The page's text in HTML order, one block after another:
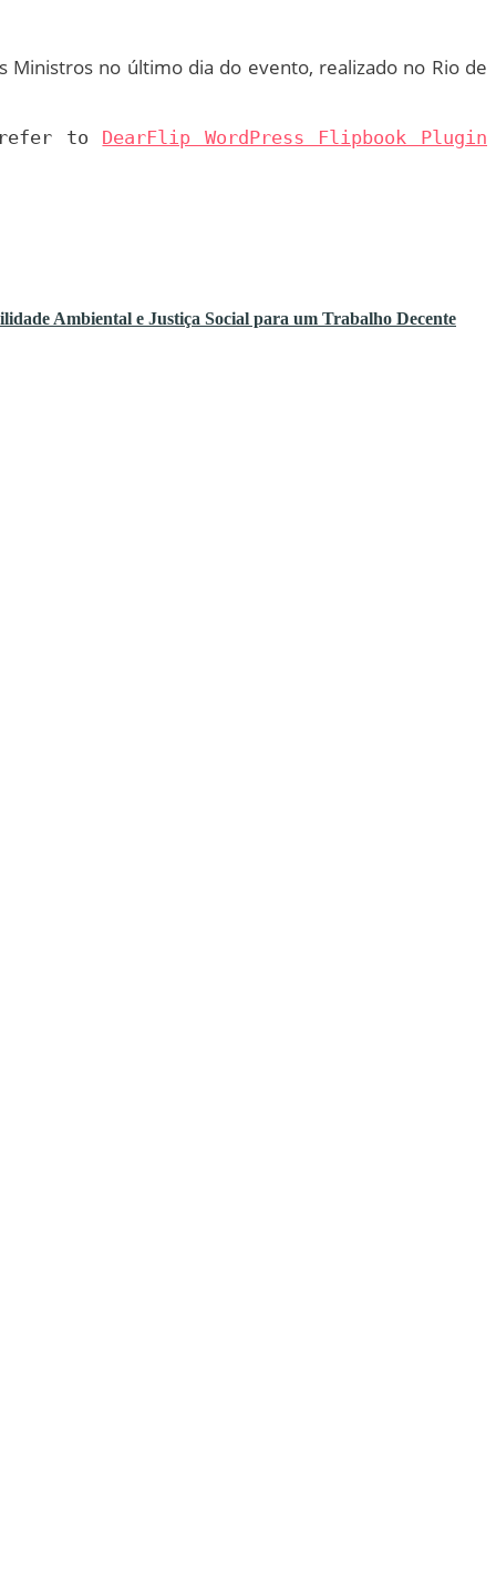
Ministros no último dia do evento, realizado no Rio de
refer to DearFlip WordPress Flipbook Plugin
Ambiental e Justiça Social para um Trabalho Decente